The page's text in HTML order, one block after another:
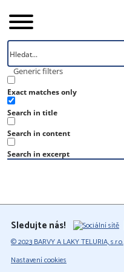
Generic filters
Exact matches only
Search in title
Search in content
Search in excerpt
Úvod
Vzorník
S 1030-G20Y
S 1030-G20Y
Sledujte nás!
© 2023 BARVY A LAKY TELURIA, s.r.o.
Nastavení cookies